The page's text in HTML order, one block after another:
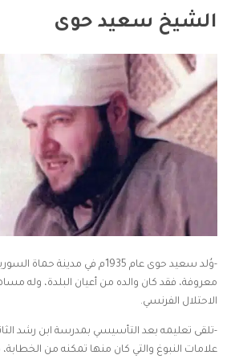
الشيخ سعيد حوى
-وُلد سعيد حوى عام 1935م في مدينة
معروفة، فقد كان والده من أعيان البلدة، وله
الاحتلال الفرنسي.
-تلقى تعليمه بعد التأسيسي بمدرسة ابن رشد
علامات النبوغ والتي كان منها تمكنه من